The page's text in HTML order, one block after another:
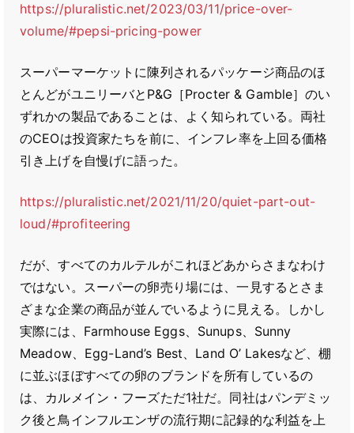
https://pluralistic.net/2023/03/11/price-over-
volume/#pepsi-pricing-power
スーパーマーケットに陳列されるパッケージ商品のほ
とんどがユニリーバとP&G［Procter & Gamble］のい
ずれかの製品であることは、よく知られている。両社
のCEOは投資家たちを前に、インフレ率を上回る価格
引き上げを自慢げに語った。
https://pluralistic.net/2021/11/20/quiet-part-out-
loud/#profiteering
だが、すべてのカルテルがこれほどあからさまなわけ
ではない。スーパーの卵売り場には、一見するとさま
ざまな企業の商品が並んでいるように見える。しかし
実際には、Farmhouse Eggs、Sunups、Sunny
Meadow、Egg-Land’s Best、Land O’ Lakesなど、棚
に並ぶほぼすべての卵のブランドを所有しているの
は、カルメイン・フーズただ1社だ。同社はパンデミッ
ク後と鳥インフルエンザの流行期に記録的な利益を上